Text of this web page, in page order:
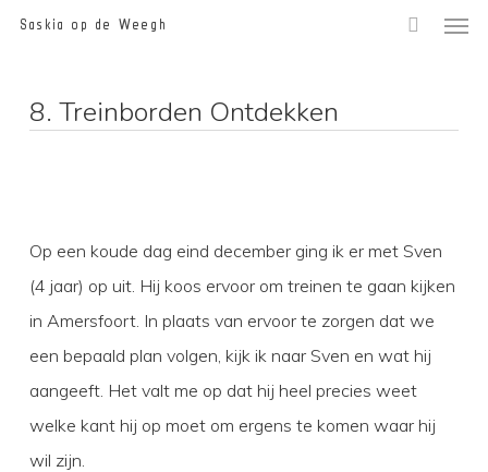
Skip
content
Saskia op de Weegh
8. Treinborden Ontdekken
Op een koude dag eind december ging ik er met Sven
(4 jaar) op uit. Hij koos ervoor om treinen te gaan kijken
in Amersfoort. In plaats van ervoor te zorgen dat we
een bepaald plan volgen, kijk ik naar Sven en wat hij
aangeeft. Het valt me op dat hij heel precies weet
welke kant hij op moet om ergens te komen waar hij
wil zijn.